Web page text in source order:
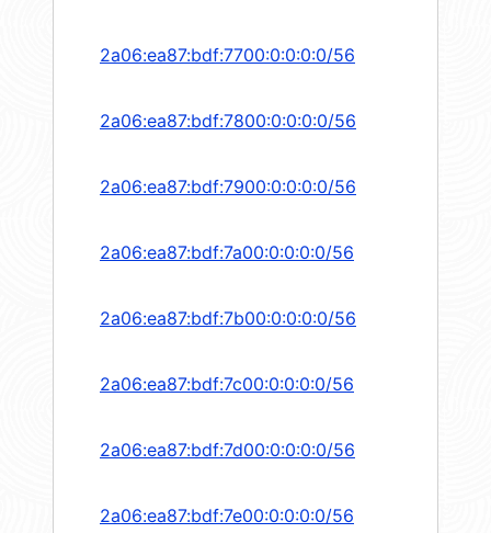
2a06:ea87:bdf:7700:0:0:0:0/56
2a06:ea87:bdf:7800:0:0:0:0/56
2a06:ea87:bdf:7900:0:0:0:0/56
2a06:ea87:bdf:7a00:0:0:0:0/56
2a06:ea87:bdf:7b00:0:0:0:0/56
2a06:ea87:bdf:7c00:0:0:0:0/56
2a06:ea87:bdf:7d00:0:0:0:0/56
2a06:ea87:bdf:7e00:0:0:0:0/56